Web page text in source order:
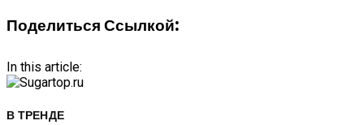
Поделиться Ссылкой:
In this article:
В ТРЕНДЕ